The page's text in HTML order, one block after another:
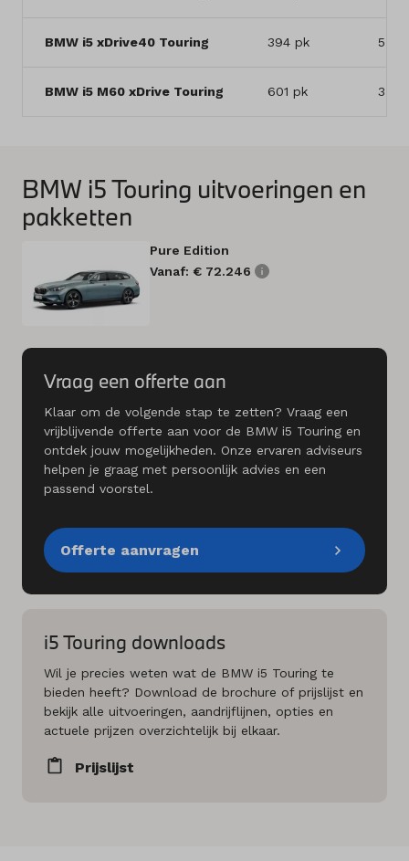
BMW i5 xDrive40 Touring 394 pk 5,5
BMW i5 M60 xDrive Touring 601 pk 3,9
BMW i5 Touring uitvoeringen en
pakketten
Pure Edition
Vanaf: € 72.246
Vraag een offerte aan
Klaar om de volgende stap te zetten? Vraag een
vrijblijvende offerte aan voor de BMW i5 Touring en
ontdek jouw mogelijkheden. Onze ervaren adviseurs
helpen je graag met persoonlijk advies en een
passend voorstel.
Offerte aanvragen
i5 Touring downloads
Wil je precies weten wat de BMW i5 Touring te
bieden heeft? Download de brochure of prijslijst en
bekijk alle uitvoeringen, aandrijflijnen, opties en
actuele prijzen overzichtelijk bij elkaar.
Prijslijst